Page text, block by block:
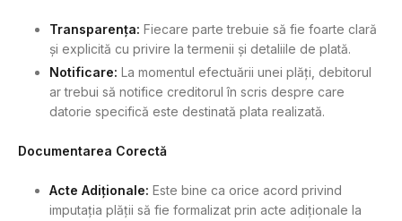
Transparența: Fiecare parte trebuie să fie foarte clară
și explicită cu privire la termenii și detaliile de plată.
Notificare: La momentul efectuării unei plăți, debitorul
ar trebui să notifice creditorul în scris despre care
datorie specifică este destinată plata realizată.
Documentarea Corectă
Acte Adiționale: Este bine ca orice acord privind
imputația plății să fie formalizat prin acte adiționale la